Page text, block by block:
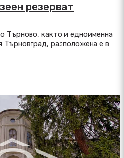
резерват
Търново, както и едноименна
Търновград, разположена е в